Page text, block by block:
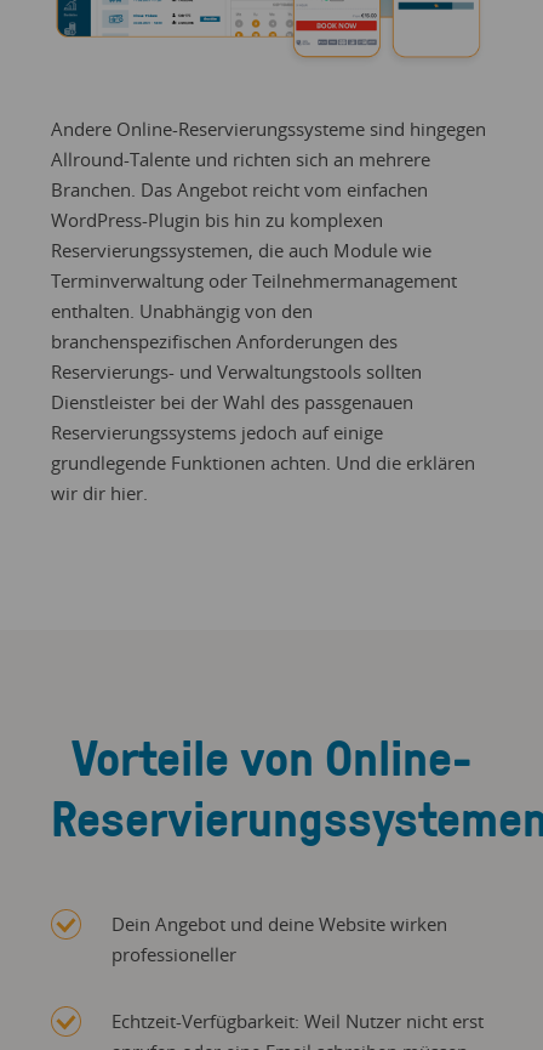
Andere Online-Reservierungssysteme sind hingegen
Allround-Talente und richten sich an mehrere
Branchen. Das Angebot reicht vom einfachen
WordPress-Plugin bis hin zu komplexen
Reservierungssystemen, die auch Module wie
Terminverwaltung oder Teilnehmermanagement
enthalten. Unabhängig von den
branchenspezifischen Anforderungen des
Reservierungs- und Verwaltungstools sollten
Dienstleister bei der Wahl des passgenauen
Reservierungssystems jedoch auf einige
grundlegende Funktionen achten. Und die erklären
wir dir hier.
Vorteile von Online-
Dein Angebot und deine Website wirken
professioneller
Echtzeit-Verfügbarkeit: Weil Nutzer nicht erst